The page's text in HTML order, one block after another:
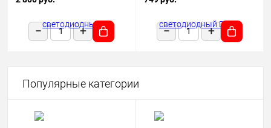
Популярные категории